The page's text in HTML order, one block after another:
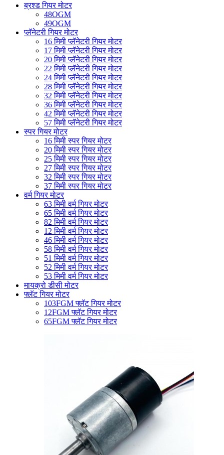
ब्रश्ड गियर मोटर
48OGM
49OGM
प्लॅनेटरी गियर मोटर
16 मिमी प्लॅनेटरी गियर मोटर
17 मिमी प्लॅनेटरी गियर मोटर
20 मिमी प्लॅनेटरी गियर मोटर
22 मिमी प्लॅनेटरी गियर मोटर
24 मिमी प्लॅनेटरी गियर मोटर
28 मिमी प्लॅनेटरी गियर मोटर
32 मिमी प्लॅनेटरी गियर मोटर
36 मिमी प्लॅनेटरी गियर मोटर
42 मिमी प्लॅनेटरी गियर मोटर
57 मिमी प्लॅनेटरी गियर मोटर
स्पर गियर मोटर
16 मिमी स्पर गियर मोटर
20 मिमी स्पर गियर मोटर
25 मिमी स्पर गियर मोटर
27 मिमी स्पर गियर मोटर
32 मिमी स्पर गियर मोटर
37 मिमी स्पर गियर मोटर
वर्म गियर मोटर
63 मिमी वर्म गियर मोटर
65 मिमी वर्म गियर मोटर
82 मिमी वर्म गियर मोटर
12 मिमी वर्म गियर मोटर
46 मिमी वर्म गियर मोटर
58 मिमी वर्म गियर मोटर
51 मिमी वर्म गियर मोटर
52 मिमी वर्म गियर मोटर
53 मिमी वर्म गियर मोटर
मायक्रो डीसी मोटर
फ्लॅट गियर मोटर
103FGM फ्लॅट गियर मोटर
12FGM फ्लॅट गियर मोटर
65FGM फ्लॅट गियर मोटर